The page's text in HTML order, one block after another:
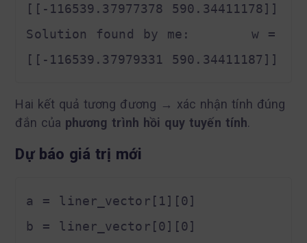
[[-116539.37977378 590.34411178]]
Solution found by me:       w =
Hai kết quả tương đương → xác nhận tính đúng
đắn của phương trình hồi quy tuyến tính.
Dự báo giá trị mới
a = liner_vector[1][0]
b = liner_vector[0][0]